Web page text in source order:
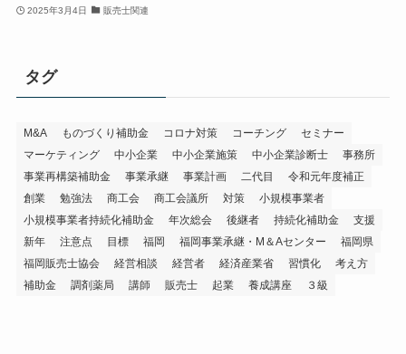
2025年3月4日 販売士関連
タグ
M&A ものづくり補助金 コロナ対策 コーチング
セミナー
マーケティング
中小企業 中小企業施策 中小企業診断士
事務所
事業再構築補助金
事業承継 事業計画 二代目
令和元年度補正
創業
勉強法 商工会 商工会議所 対策
小規模事業者
小規模事業者持続化補助金
年次総会 後継者 持続化補助金
支援
新年
注意点 目標 福岡 福岡事業承継・M＆Aセンター
福岡県
福岡販売士協会
経営相談 経営者 経済産業省 習慣化
考え方
補助金
調剤薬局 講師 販売士 起業 養成講座 ３級